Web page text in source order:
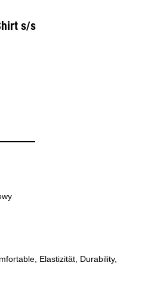
s/s
Elastizität, Durability,